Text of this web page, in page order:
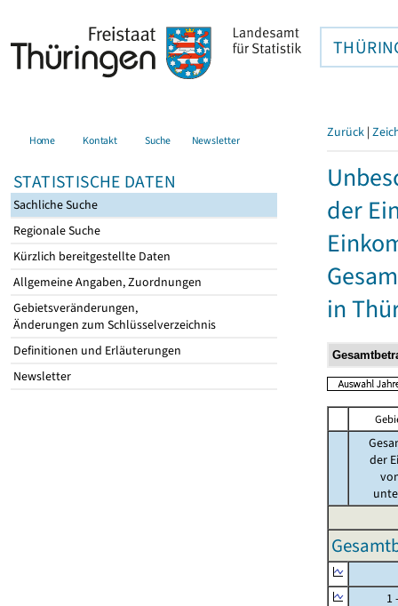
Home Kontakt Suche Newsletter
STATISTISCHE DATEN
Sachliche Suche
Regionale Suche
Kürzlich bereitgestellte Daten
Allgemeine Angaben, Zuordnungen
Gebietsveränderungen,
Änderungen zum Schlüsselverzeichnis
Definitionen und Erläuterungen
Newsletter
Zurück |
der
in
der
1 -